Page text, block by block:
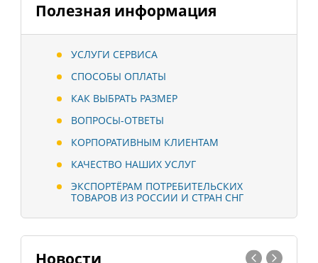
Полезная информация
УСЛУГИ СЕРВИСА
СПОСОБЫ ОПЛАТЫ
КАК ВЫБРАТЬ РАЗМЕР
ВОПРОСЫ-ОТВЕТЫ
КОРПОРАТИВНЫМ КЛИЕНТАМ
КАЧЕСТВО НАШИХ УСЛУГ
ЭКСПОРТЁРАМ ПОТРЕБИТЕЛЬСКИХ
ТОВАРОВ ИЗ РОССИИ И СТРАН СНГ
Новости